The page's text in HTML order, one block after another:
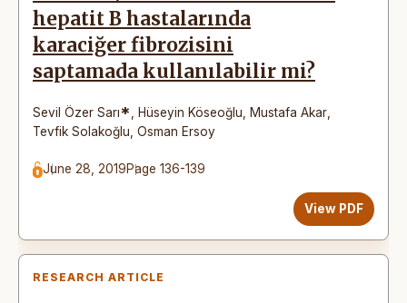
hepatit B hastalarında
karaciğer fibrozisini
saptamada kullanılabilir mi?
Sevil Özer Sarı* Hüseyin Köseoğlu Mustafa Akar
Tevfik Solakoğlu Osman Ersoy
June 28, 2019Page 136-139
View PDF
RESEARCH ARTICLE